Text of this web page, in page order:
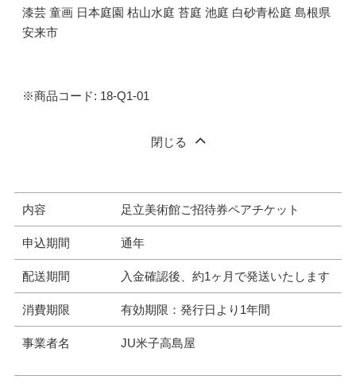
漆芸 童画 日本庭園 枯山水庭 苔庭 池庭 白砂青松庭 島根県
安来市
※商品コード: 18-Q1-01
閉じる
内容 足立美術館ご招待券ペアチケット
申込期間 通年
配送期間 入金確認後、約1ヶ月で発送いたします
消費期限 有効期限：発行日より1年間
事業者名 JU米子高島屋